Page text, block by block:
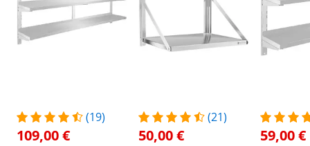
(19)
109,00 €
(21)
50,00 € 59,00 €